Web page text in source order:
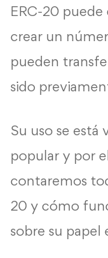
ERC-20
crear un
pueden
sido
Su uso se está
popular y por
contaremos
20 y cómo
sobre su papel